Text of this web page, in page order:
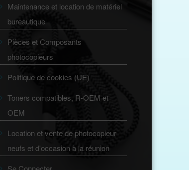
Maintenance et location de matériel
bureautique
Pièces et Composants
photocopieurs
Politique de cookies (UE)
Toners compatibles, R-OEM et
OEM
Location et vente de photocopieur
neufs et d'occasion à la réunion